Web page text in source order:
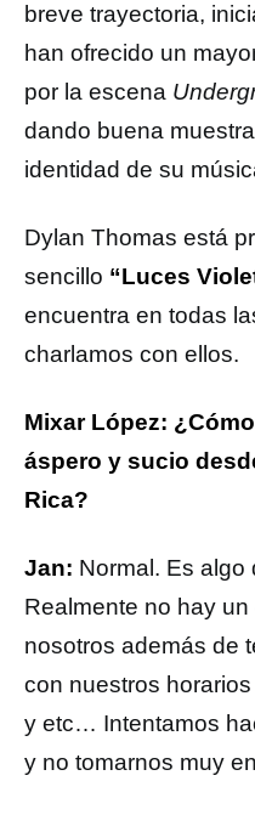
breve trayectoria,
han ofrecido un
por la escena
dando buena
identidad de su
Dylan Thomas está
sencillo “Luces
encuentra en todas
charlamos con ellos.
Mixar López:
áspero y sucio
Rica?
Jan: Normal. Es algo
Realmente no hay
nosotros además de
con nuestros
y etc… Intentamos
y no tomarnos muy